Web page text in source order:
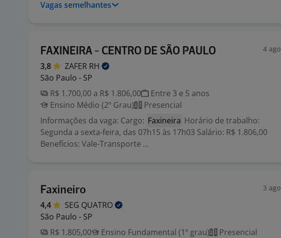
Vagas semelhantes
FAXINEIRA - CENTRO DE SÃO PAULO 4 ago
3,8 ZAFER RH
São Paulo - SP
R$ 1.700,00 a R$ 1.806,00
Entre 3 e 5 anos
Ensino Médio (2º Grau)
Presencial
Informações da vaga: Cargo: Faxineira Horário de trabalho:
Segunda a sexta-feira, das 07h15 às 17h03 Salário: R$ 1.806,00
Benefícios: Vale-Transporte ...
Faxineiro 3 ago
4,4 SEG QUATRO
São Paulo - SP
R$ 1.805,00
Ensino Fundamental (1º grau)
Presencial